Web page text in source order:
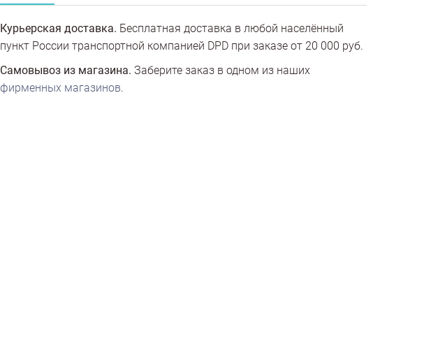
Курьерская доставка. Бесплатная доставка в любой населённый
пункт России транспортной компанией DPD при заказе от 20 000 руб.
Самовывоз из магазина. Заберите заказ в одном из наших
фирменных магазинов.